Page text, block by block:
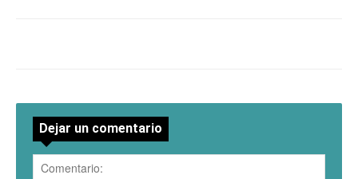
Dejar un comentario